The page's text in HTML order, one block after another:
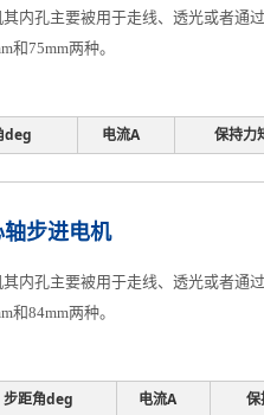
内孔主要被用于走线、透光或者通
和75mm两种。
deg 电流A 保持力
步进电机
内孔主要被用于走线、透光或者通
和84mm两种。
步距角deg 电流A